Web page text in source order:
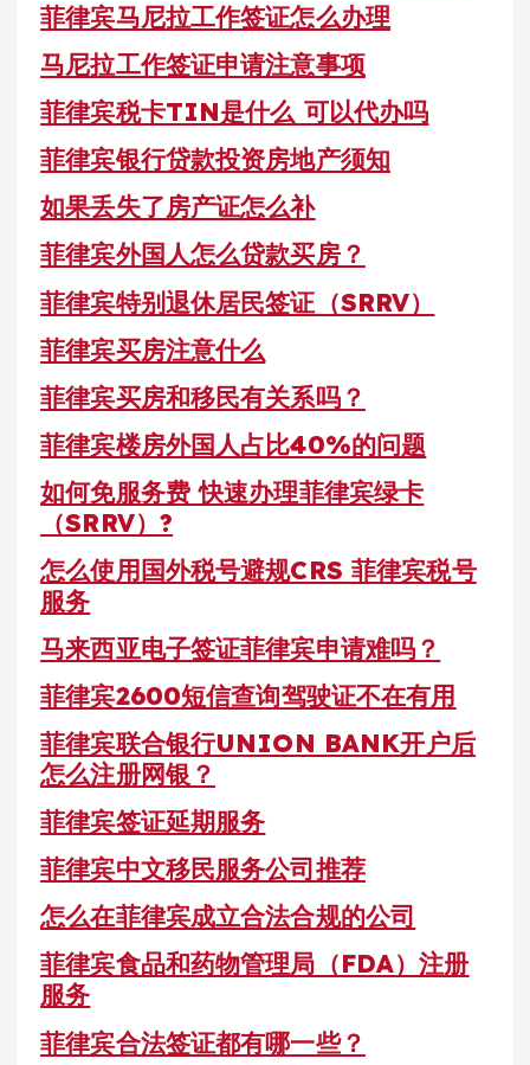
菲律宾马尼拉工作签证怎么办理
马尼拉工作签证申请注意事项
菲律宾税卡TIN是什么 可以代办吗
菲律宾银行贷款投资房地产须知
如果丢失了房产证怎么补
菲律宾外国人怎么贷款买房？
菲律宾特别退休居民签证（SRRV）
菲律宾买房注意什么
菲律宾买房和移民有关系吗？
菲律宾楼房外国人占比40%的问题
如何免服务费 快速办理菲律宾绿卡
（SRRV）?
怎么使用国外税号避规CRS 菲律宾税号
服务
马来西亚电子签证菲律宾申请难吗？
菲律宾2600短信查询驾驶证不在有用
菲律宾联合银行UNION BANK开户后
怎么注册网银？
菲律宾签证延期服务
菲律宾中文移民服务公司推荐
怎么在菲律宾成立合法合规的公司
菲律宾食品和药物管理局（FDA）注册
服务
菲律宾合法签证都有哪一些？